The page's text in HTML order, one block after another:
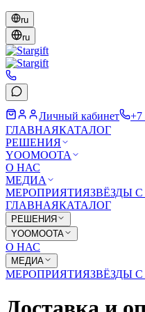
ru
ru
Личный кабинет
+7
ГЛАВНАЯКАТАЛОГ
РЕШЕНИЯ
YOOMOOTA
О НАС
МЕДИА
МЕРОПРИЯТИЯЗВЁЗДЫ
ГЛАВНАЯКАТАЛОГ
РЕШЕНИЯ
YOOMOOTA
О НАС
МЕДИА
МЕРОПРИЯТИЯЗВЁЗДЫ